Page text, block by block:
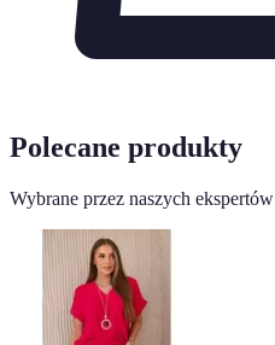
Polecane produkty
Wybrane przez naszych ekspertów